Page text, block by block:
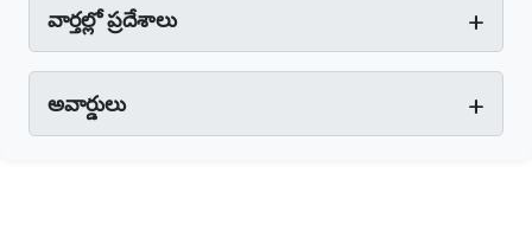
వార్తల్లో ప్రదేశాలు +
అవార్డులు +